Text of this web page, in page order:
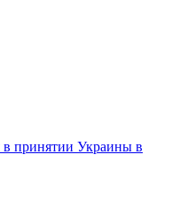
принятии Украины в